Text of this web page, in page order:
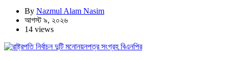
By Nazmul Alam Nasim
আগস্ট ৯, ২০২৬
14 views